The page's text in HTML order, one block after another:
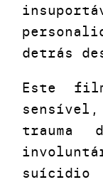
detrás
Este
trauma